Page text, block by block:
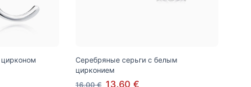
Серебряные серьги с белым
цирконием
16.00 € 13.60 €